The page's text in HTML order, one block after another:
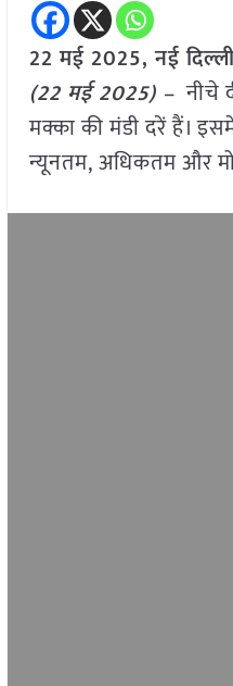
22 मई 2025, नई
(22 मई 2025) – नीचे
मक्का की मंडी दरें हैं।
न्यूनतम, अधिकतम और